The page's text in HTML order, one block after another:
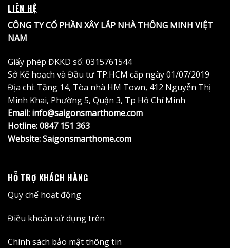
LIÊN HỆ
CÔNG TY CỔ PHẦN XÂY LẮP NHÀ THÔNG MINH VIỆT
NAM
Giấy phép ĐKKD số: 0315761544
Sở Kế hoạch và Đầu tư TP.HCM cấp ngày 01/07/2019
Địa chỉ: Tầng 14, Tòa nhà HM Town, 412 Nguyễn Thị
Minh Khai, Phường 5, Quận 3, Tp Hồ Chí Minh
Email: info@saigonsmarthome.com
Hotline:0847 151 363
Website:Saigonsmarthome.com
HỖ TRỢ KHÁCH HÀNG
Quy chế hoạt động
Điều khoản sử dụng trên
Chính sách bảo mật thông tin